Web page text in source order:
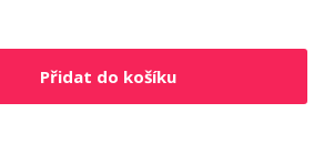
Přidat do košíku